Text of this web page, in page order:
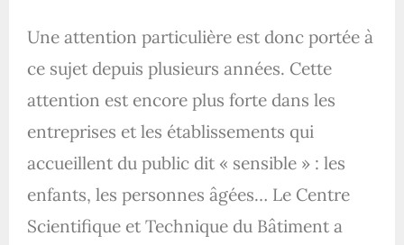
Une attention particulière est donc portée à
ce sujet depuis plusieurs années. Cette
attention est encore plus forte dans les
entreprises et les établissements qui
accueillent du public dit « sensible » : les
enfants, les personnes âgées… Le Centre
Scientifique et Technique du Bâtiment a